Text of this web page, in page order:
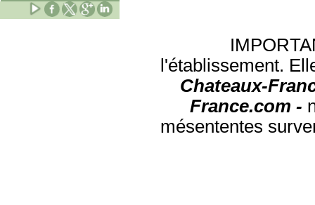
l'établissement.
Chateaux-
France.com -
mésententes